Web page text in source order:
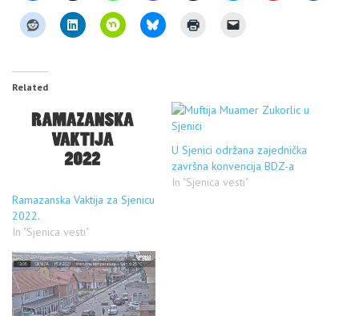
Related
Ramazanska Vaktija za Sjenicu
2022.
In "Sjenica vesti"
U Sjenici održana zajednička
završna konvencija BDZ-a
In "Sjenica vesti"